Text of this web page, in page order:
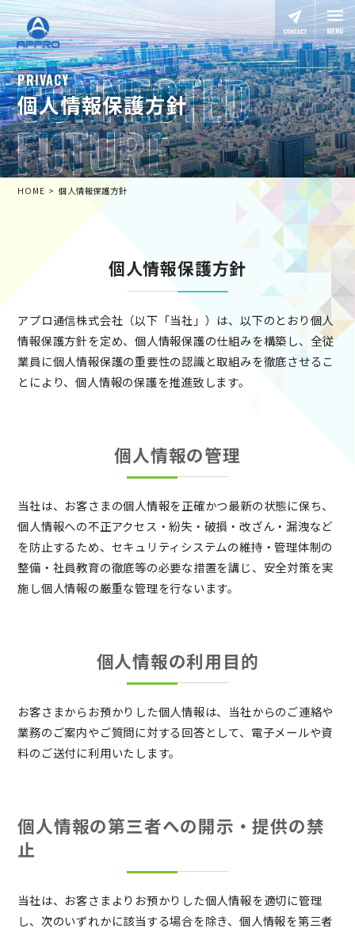
PRIVACY
個人情報保護方針
HOME 個人情報保護方針
個人情報保護方針
アプロ通信株式会社（以下「当社」）は、以下のとおり個人
情報保護方針を定め、個人情報保護の仕組みを構築し、全従
業員に個人情報保護の重要性の認識と取組みを徹底させるこ
とにより、個人情報の保護を推進致します。
個人情報の管理
当社は、お客さまの個人情報を正確かつ最新の状態に保ち、
個人情報への不正アクセス・紛失・破損・改ざん・漏洩など
を防止するため、セキュリティシステムの維持・管理体制の
整備・社員教育の徹底等の必要な措置を講じ、安全対策を実
施し個人情報の厳重な管理を行ないます。
個人情報の利用目的
お客さまからお預かりした個人情報は、当社からのご連絡や
業務のご案内やご質問に対する回答として、電子メールや資
料のご送付に利用いたします。
個人情報の第三者への開示・提供の禁
止
当社は、お客さまよりお預かりした個人情報を適切に管理
し、次のいずれかに該当する場合を除き、個人情報を第三者